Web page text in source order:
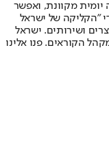
מקוונת, ואפשר
"הקליקה של ישראל
ושירותים. ישראל
הקוראים. פנו אלינו